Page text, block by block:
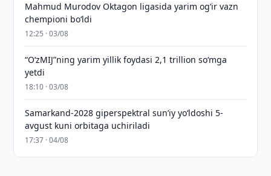
Mahmud Murodov Oktagon ligasida yarim og‘ir vazn
chempioni bo‘ldi
12:25 · 03/08
“O‘zMIJ”ning yarim yillik foydasi 2,1 trillion so‘mga
yetdi
18:10 · 03/08
Samarkand-2028 giperspektral sun’iy yo‘ldoshi 5-
avgust kuni orbitaga uchiriladi
17:37 · 04/08